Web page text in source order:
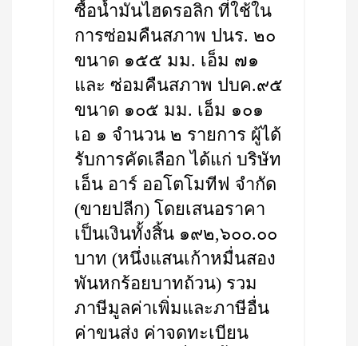
ซื้อน้ำมันไฮดรอลิก ที่ใช้ใน
การซ่อมคืนสภาพ ปนร. ๒๐
ขนาด ๑๕๕ มม. เอ็ม ๗๑
และ ซ่อมคืนสภาพ ปบค.๙๕
ขนาด ๑๐๕ มม. เอ็ม ๑๐๑
เอ ๑ จำนวน ๒ รายการ ผู้ได้
รับการคัดเลือก ได้แก่ บริษัท
เอ็น อาร์ ออโตโมทีฟ จำกัด
(ขายปลีก) โดยเสนอราคา
เป็นเงินทั้งสิ้น ๑๙๒,๖๐๐.๐๐
บาท (หนึ่งแสนเก้าหมื่นสอง
พันหกร้อยบาทถ้วน) รวม
ภาษีมูลค่าเพิ่มและภาษีอื่น
ค่าขนส่ง ค่าจดทะเบียน